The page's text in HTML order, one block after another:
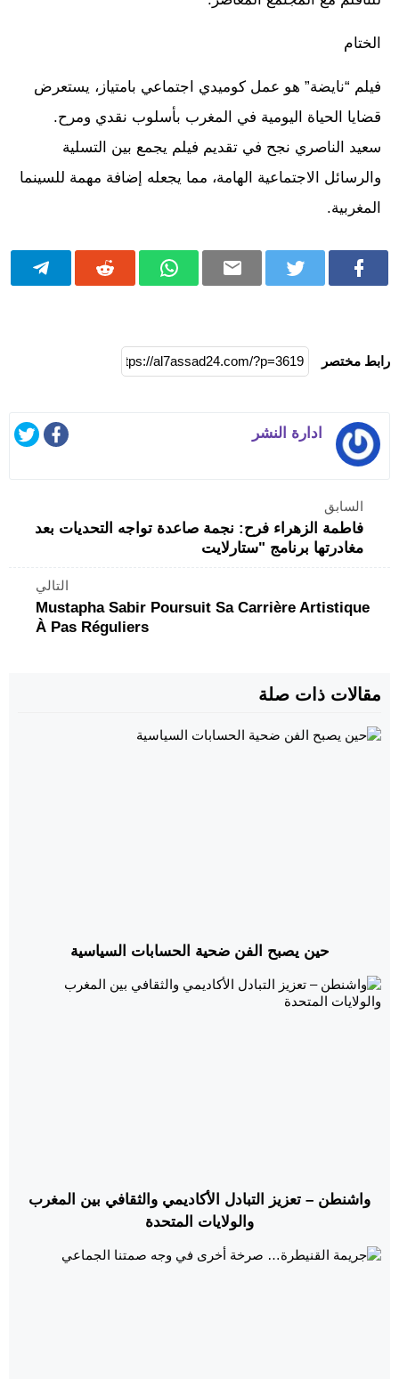
الختام
فيلم “نايضة” هو عمل كوميدي اجتماعي بامتياز، يستعرض
قضايا الحياة اليومية في المغرب بأسلوب نقدي ومرح.
سعيد الناصري نجح في تقديم فيلم يجمع بين التسلية
والرسائل الاجتماعية الهامة، مما يجعله إضافة مهمة للسينما
المغربية.
رابط مختصر
ادارة النشر
السابق
فاطمة الزهراء فرح: نجمة صاعدة تواجه التحديات بعد
مغادرتها برنامج "ستارلايت
التالي
Mustapha Sabir Poursuit Sa Carrière Artistique
À Pas Réguliers
مقالات ذات صلة
حين يصبح الفن ضحية الحسابات السياسية
واشنطن – تعزيز التبادل الأكاديمي والثقافي بين المغرب
والولايات المتحدة